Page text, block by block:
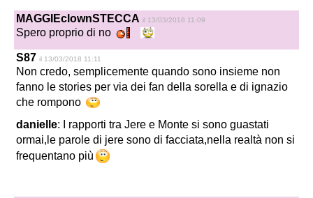
MAGGIEclownSTECCA il 13/03/2018 11:09
Spero proprio di no
S87 il 13/03/2018 11:11
Non credo, semplicemente quando sono insieme non
fanno le stories per via dei fan della sorella e di ignazio
che rompono
danielle: I rapporti tra Jere e Monte si sono guastati
ormai,le parole di jere sono di facciata,nella realtà non si
frequentano più